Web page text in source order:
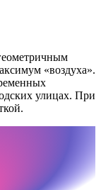
«воздуха».
улицах. При